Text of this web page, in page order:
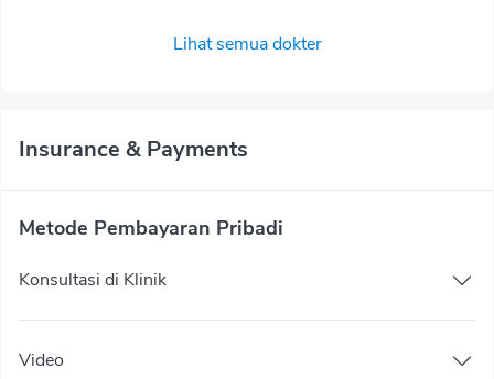
Lihat semua dokter
Insurance & Payments
Metode Pembayaran Pribadi
Konsultasi di Klinik
Video